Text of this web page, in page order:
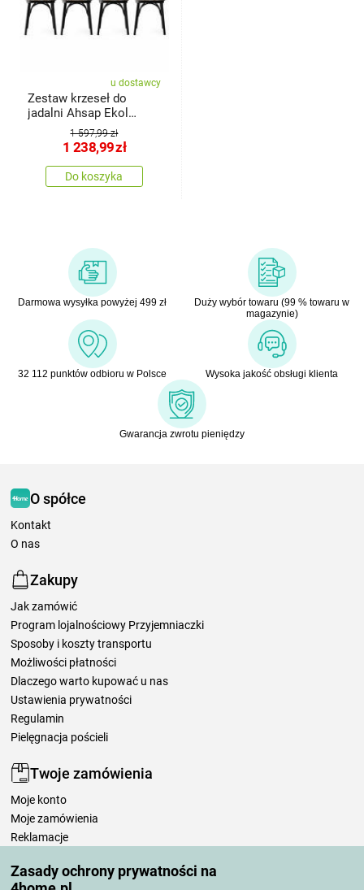
Zasady ochrony prywatności na
u dostawcy
Zestaw krzeseł do
jadalni Ahsap Ekol
Walnut, 4 szt.
1 597,99 zł
1 238,99zł
Do koszyka
Darmowa wysyłka powyżej 499 zł
Duży wybór towaru (99 % towaru w
magazynie)
32 112 punktów odbioru w Polsce Wysoka jakość obsługi klienta
Gwarancja zwrotu pieniędzy
O spółce
Kontakt
O nas
Zakupy
Jak zamówić
Program lojalnościowy Przyjemniaczki
Sposoby i koszty transportu
Możliwości płatności
Dlaczego warto kupować u nas
Ustawienia prywatności
Regulamin
Pielęgnacja pościeli
Twoje zamówienia
Moje konto
Moje zamówienia
Reklamacje
Zasady przetwarzania recenzji